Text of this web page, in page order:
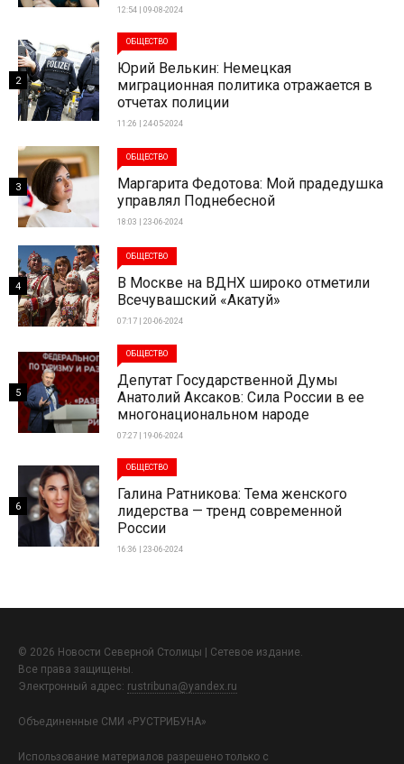
12:54 | 09-08-2024
ОБЩЕСТВО
Юрий Велькин: Немецкая
миграционная политика отражается в
отчетах полиции
11:26 | 24-05-2024
2
ОБЩЕСТВО
Маргарита Федотова: Мой прадедушка
управлял Поднебесной
18:03 | 23-06-2024
3
ОБЩЕСТВО
В Москве на ВДНХ широко отметили
Всечувашский «Акатуй»
07:17 | 20-06-2024
4
ОБЩЕСТВО
Депутат Государственной Думы
Анатолий Аксаков: Сила России в ее
многонациональном народе
07:27 | 19-06-2024
5
ОБЩЕСТВО
Галина Ратникова: Тема женского
лидерства — тренд современной
России
16:36 | 23-06-2024
6
© 2026 Новости Северной Столицы | Сетевое издание.
Все права защищены.
Электронный адрес: rustribuna@yandex.ru
Объединенные СМИ «РУСТРИБУНА»
Использование материалов разрешено только с